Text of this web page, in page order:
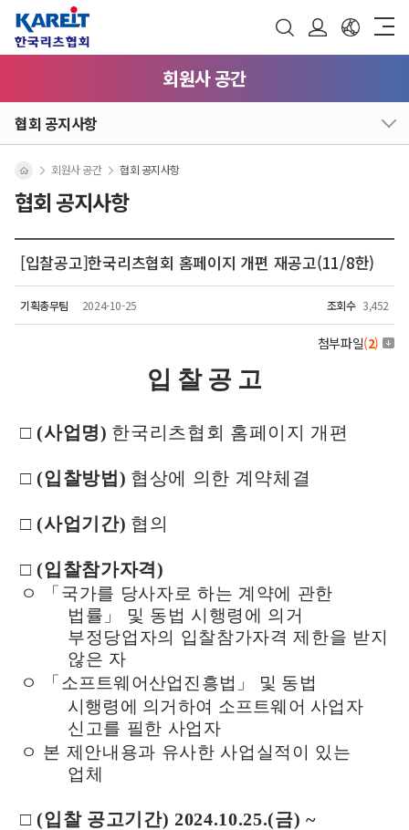
회원사 공간
협회 공지사항
협회 공지사항
회원사 공간 협회 공지사항
[입찰공고]한국리츠협회 홈페이지 개편 재공고(11/8한)
기획총무팀 2024-10-25 조회수 3,452
첨부파일(2)
입 찰 공 고
□ (사업명) 한국리츠협회 홈페이지 개편
□ (입찰방법) 협상에 의한 계약체결
□ (사업기간) 협의
□ (입찰참가자격)
ㅇ 「국가를 당사자로 하는 계약에 관한
법률 」
및 동법 시행령에 의거
부정당업자의 입찰참가자격 제한을 받지
않은 자
ㅇ
「소프트웨어산업진흥법 」
및 동법
시행령에 의거하여 소프트웨어 사업자
신고를 필한 사업자
ㅇ 본 제안내용과 유사한 사업실적이 있는
업체
□ (입찰 공고기간) 2024.10.25.(금) ~